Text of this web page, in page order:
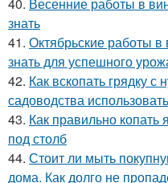
40. Весенние работы в
знать
41. Октябрьские работы в
знать для успешного
42. Как вскопать грядку с
садоводства использовать
43. Как правильно копать
под столб
44. Стоит ли мыть
дома. Как долго не